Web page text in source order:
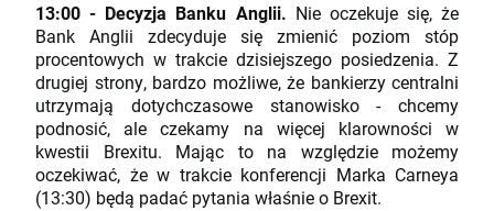
13:00 - Decyzja Banku Anglii. Nie oczekuje się, że
Bank Anglii zdecyduje się zmienić poziom stóp
procentowych w trakcie dzisiejszego posiedzenia. Z
drugiej strony, bardzo możliwe, że bankierzy centralni
utrzymają dotychczasowe stanowisko - chcemy
podnosić, ale czekamy na więcej klarowności w
kwestii Brexitu. Mając to na względzie możemy
oczekiwać, że w trakcie konferencji Marka Carneya
(13:30) będą padać pytania właśnie o Brexit.